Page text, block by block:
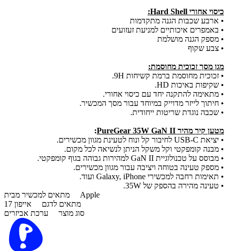
כיסוי אחורי Hard Shell:
• ארבע שכבות הגנה מתקדמות
• באמפרים איכותיים למניעת זעזועים
• מספק הגנה מושלמת
• צבע שקוף
מגן מסך זכוכית מחוסמת:
• זכוכית מחוסמת ברמת קשיחות 9H.
• שקיפות באיכות HD.
• מתאימה להתקנה יחד עם כיסוי אחורי.
• חיתוך לייזר מדוייק במיוחד עבור מסך המכשיר.
• שכבה נוגדת שריטות ייחודית.
מטען קיר מהיר PureGear 35W GaN II
:
• יציאת USB-C לחיבור קל ונוח לטעינת מגוון מכשירים.
• מבנה קומפקטי וקל משקל הניתן לנשיאה לכל מקום.
• מבוסס על טכנולוגיית GaN II למהירות גבוהה בגוף קומפקטי.
• מספק טעינה בטוחה ויציבה עבור מגוון מכשירים.
• תאימות רחבה למכשירי Galaxy, iPhone ועוד.
• טעינה מהירה בהספק של 35W.
מתאים למכשיר מבית Apple
מתאים לדגם אייפון 17
סוג מוצר ערכת אביזרים